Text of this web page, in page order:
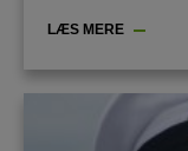
LÆS MERE